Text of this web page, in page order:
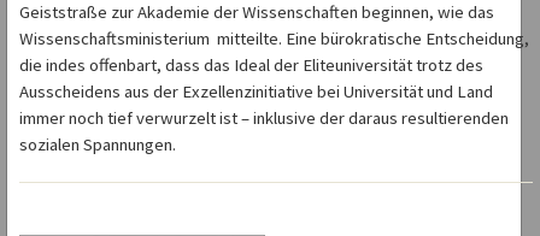
Geiststraße zur Akademie der Wissenschaften beginnen, wie das
Wissenschaftsministerium mitteilte. Eine bürokratische Entscheidung,
die indes offenbart, dass das Ideal der Eliteuniversität trotz des
Ausscheidens aus der Exzellenzinitiative bei Universität und Land
immer noch tief verwurzelt ist – inklusive der daraus resultierenden
sozialen Spannungen.